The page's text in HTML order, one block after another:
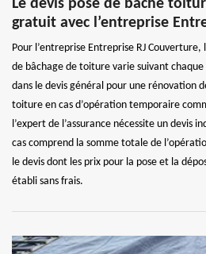
Le devis pose de bâche
gratuit avec l’entreprise
Pour l’entreprise Entreprise RJ
de bâchage de toiture varie suivant chaque
dans le devis général pour une rénovation
toiture en cas d’opération temporaire
l’expert de l’assurance nécessite un devis
cas comprend la somme totale de
le devis dont les prix pour la pose et la
établi sans frais.